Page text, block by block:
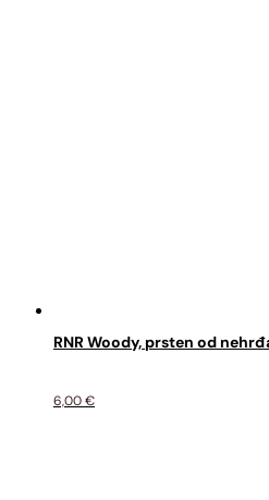
RNR Woody, prsten od
6,00€